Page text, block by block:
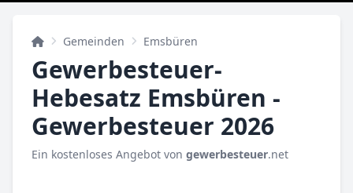
Gemeinden Emsbüren
Gewerbesteuer-
Hebesatz Emsbüren -
Gewerbesteuer 2026
Ein kostenloses Angebot von gewerbesteuer.net